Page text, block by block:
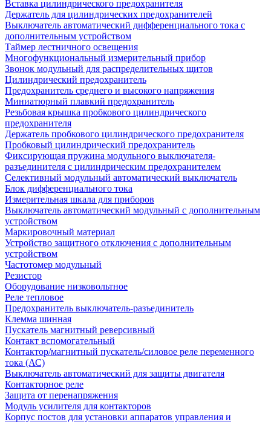
Вставка цилиндрического предохранителя
Держатель для цилиндрических предохранителей
Выключатель автоматический дифференциального тока с
дополнительным устройством
Таймер лестничного освещения
Многофункциональный измерительный прибор
Звонок модульный для распределительных щитов
Цилиндрический предохранитель
Предохранитель среднего и высокого напряжения
Миниатюрный плавкий предохранитель
Резьбовая крышка пробкового цилиндрического
предохранителя
Держатель пробкового цилиндрического предохранителя
Пробковый цилиндрический предохранитель
Фиксирующая пружина модульного выключателя-
разъединителя с цилиндрическим предохранителем
Селективный модульный автоматический выключатель
Блок дифференциального тока
Измерительная шкала для приборов
Выключатель автоматический модульный с дополнительным
устройством
Маркировочный материал
Устройство защитного отключения с дополнительным
устройством
Частотомер модульный
Резистор
Оборудование низковольтное
Реле тепловое
Предохранитель выключатель-разъединитель
Клемма шинная
Пускатель магнитный реверсивный
Контакт вспомогательный
Контактор/магнитный пускатель/силовое реле переменного
тока (АС)
Выключатель автоматический для защиты двигателя
Контакторное реле
Защита от перенапряжения
Модуль усилителя для контакторов
Корпус постов для установки аппаратов управления и